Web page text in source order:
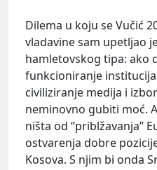
Dilema u koju se Vučić
vladavine sam upetljao
hamletovskog tipa: ako
funkcioniranje
civiliziranje medija i
neminovno gubiti moć.
ništa od “priblžavanja”
ostvarenja dobre
Kosova. S njim bi onda